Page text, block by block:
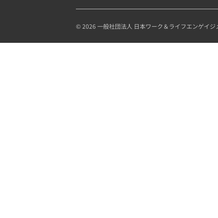
© 2026 一般社団法人 日本ワーク＆ライフエンゲイ